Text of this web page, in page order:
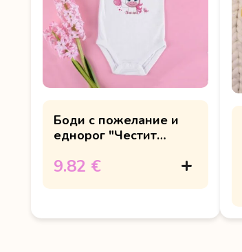
Боди с пожелание и
еднорог "Честит
9.82 €